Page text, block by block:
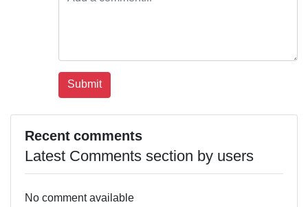
Recent comments
Latest Comments section by users
No comment available